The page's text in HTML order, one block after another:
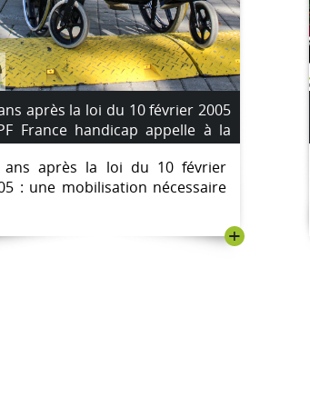
après la loi du 10 février 2005
France handicap appelle à la
ans après la loi du 10 février
: une mobilisation nécessaire
+